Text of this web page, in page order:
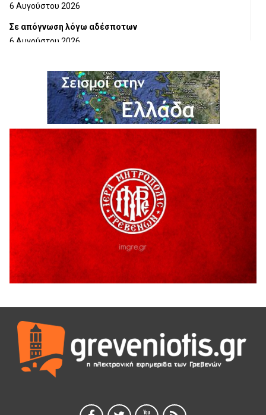
6 Αυγούστου 2026
Σε απόγνωση λόγω αδέσποτων
6 Αυγούστου 2026
6 Αυγούστου 2026
Ολοκληρώνεται η ασφαλτόστρωση της οδού Περιβόλι –
6 Αυγούστου 2026
H παραδοχή λαθών είναι (και) δύναμη
5 Αυγούστου 2026
Ο ΑΝΔΡΕΑΣ ΑΣΛΑΝΙΔΗΣ ΣΥΝΕΧΙΖΕΙ ΣΤΟΝ ΠΡΩΤΕΑ
ΓΡΕΒΕΝΩΝ
5 Αυγούστου 2026
Ευχαριστήριο Εκπολιτιστικού Συλλόγου Ταξιάρχη προς κ.
Παρασχάκη Αθανάσιο
5 Αυγούστου 2026
Διακοπή υδροδότησης του Α΄ κλάδου ύδρευσης
5 Αυγούστου 2026
Θερινό Σινεμά στο πλαίσιο του «Πολιτιστικού
Καλοκαιριού 2026» με την βραβευμένη ταινία «Μικρές
Ανάσες».
5 Αυγούστου 2026